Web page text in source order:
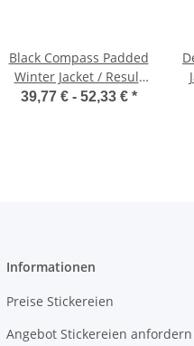
Black Compass Padded
Winter Jacket / Result
R240X
39,77 € - 52,33 € *
Informationen
Preise Stickereien
Angebot Stickereien anfordern